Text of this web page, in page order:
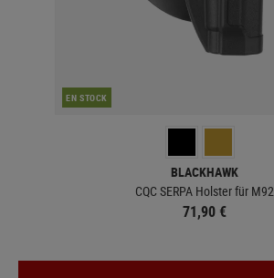
EN STOCK
BLACKHAWK
CQC SERPA Holster für M92
71,90 €